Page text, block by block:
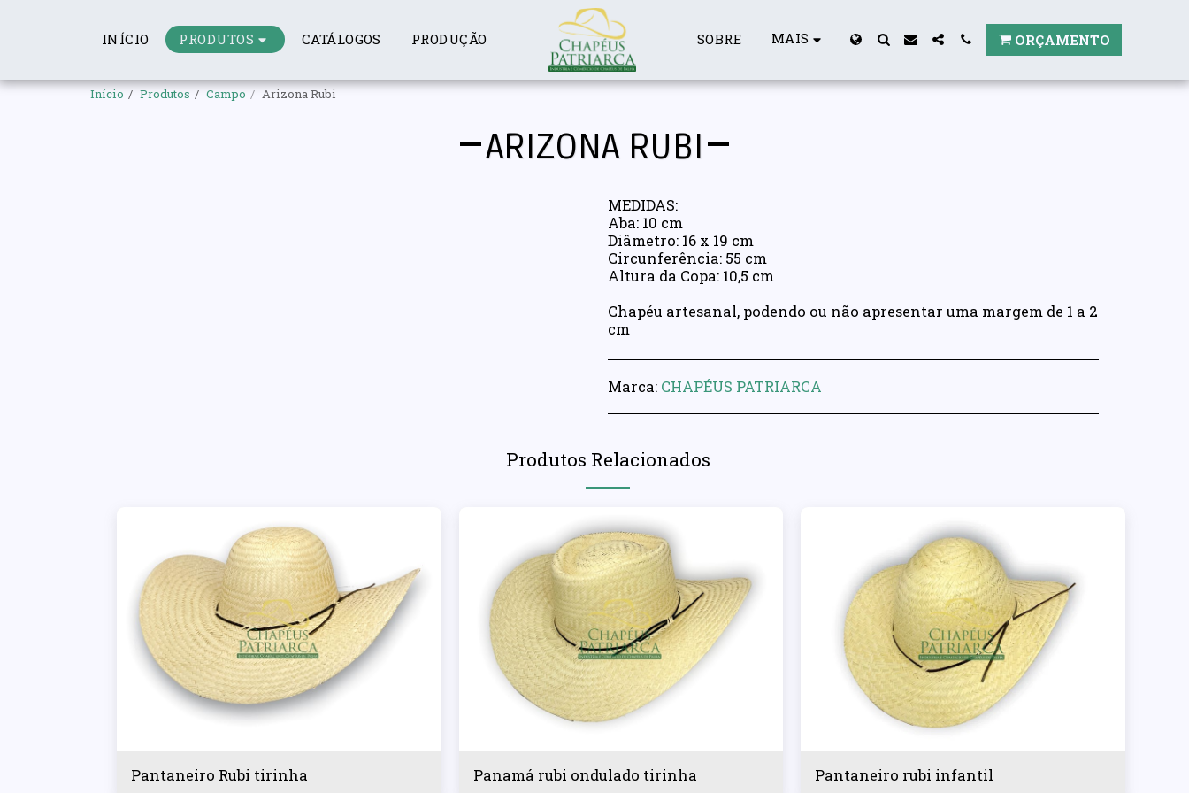
INÍCIO PRODUTOS CATÁLOGOS PRODUÇÃO SOBRE MAIS ORÇAMENTO
Início Produtos Campo Arizona Rubi
ARIZONA RUBI
MEDIDAS:
Aba: 10 cm
Diâmetro: 16 x 19 cm
Circunferência: 55 cm
Altura da Copa: 10,5 cm
Chapéu artesanal, podendo ou não apresentar uma margem de 1 a 2
cm
Marca: CHAPÉUS PATRIARCA
Produtos Relacionados
Pantaneiro Rubi tirinha Panamá rubi ondulado tirinha Pantaneiro rubi infantil